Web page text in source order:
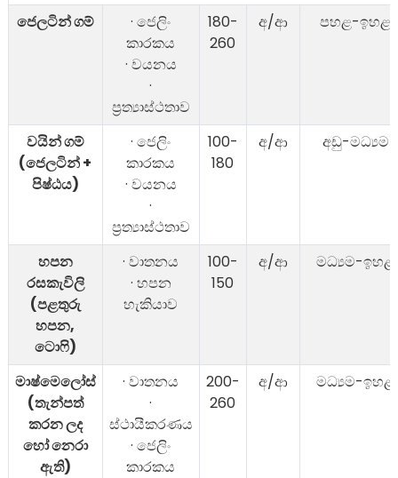
ජෙලටින් ගම්
· ජෙලිං
කාරකය
· වයනය
·
ප්‍රත්‍යාස්ථතාව
180-
260
අ/ආ පහළ-ඉහළ
වයින් ගම්
(ජෙලටින් +
පිෂ්ඨය)
· ජෙලිං
කාරකය
· වයනය
·
ප්‍රත්‍යාස්ථතාව
100-
180
අ/ආ අඩු-මධ්‍යම
හපන
රසකැවිලි
(පළතුරු
හපන,
ටොෆි)
· වාතනය
· හපන
හැකියාව
100-
150
අ/ආ මධ්‍යම-ඉහළ
මාෂ්මෙලෝස්
(තැන්පත්
කරන ලද
හෝ නෙරා
ඇති)
· වාතනය
·
ස්ථායීකරණය
· ජෙලිං
කාරකය
200-
260
අ/ආ මධ්‍යම-ඉහළ